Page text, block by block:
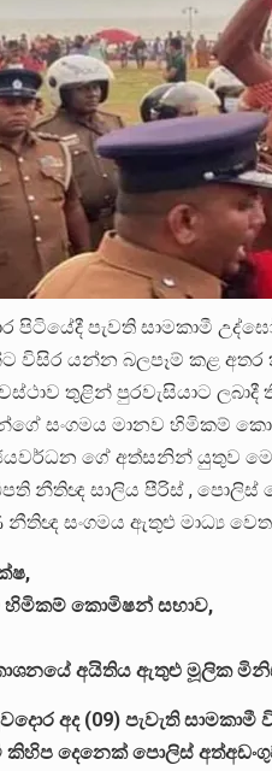
පිටියේදී පැවති සාමකාමී
විසිර යන්න බලපෑම් කළ අතර
තුළින් පුරවැසියාට
සංගමය මානව හිමිකම්
ගේ අත්සනින් යුතුව
නීතිඥ සාලිය පීරිස් , පොලිස්
සංගමය ඇතුළු මාධ්‍ය
හිමිකම් කොමිෂන් සභාව,
අයිතිය ඇතුළු මූලික
අද (09) පැවැති
කිහිප දෙනෙක් පොලිස්